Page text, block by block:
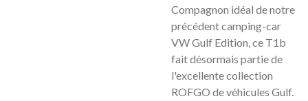
Compagnon idéal de notre
précédent camping-car
VW Gulf Edition, ce T1b
fait désormais partie de
l'excellente collection
ROFGO de véhicules Gulf.